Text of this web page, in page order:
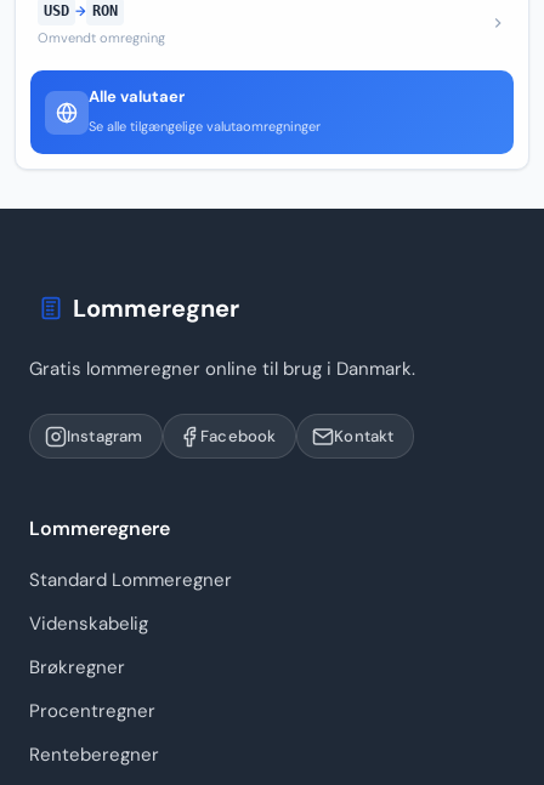
USD → RON
Omvendt omregning
Alle valutaer
Se alle tilgængelige valutaomregninger
Lommeregner
Gratis lommeregner online til brug i Danmark.
Instagram Facebook Kontakt
Lommeregnere
Standard Lommeregner
Videnskabelig
Brøkregner
Procentregner
Renteberegner